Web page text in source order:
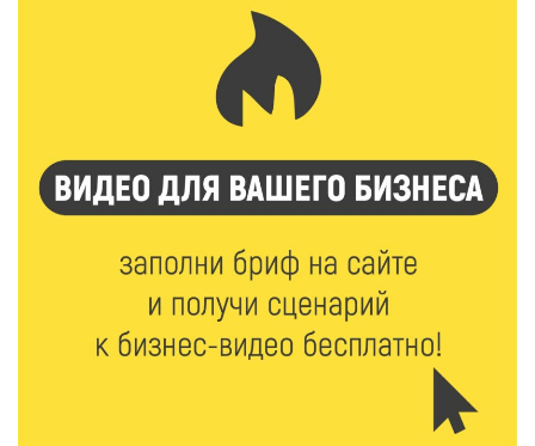
490
Виталий Королев дал старт новым туристическим
5 Авг 2026 15:32 380
В Калининском округе отметят День
физкультурника масштабной Спартакиадой
5 Авг 2026 15:25 268
Около 2300 учащихся школ и колледжей прошли